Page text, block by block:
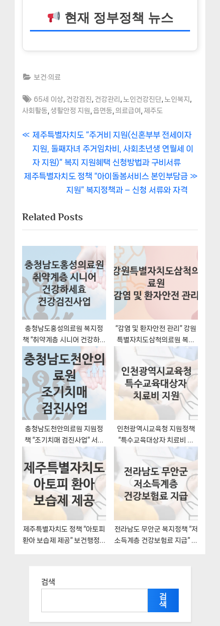
현재 정부정책 뉴스
보건·의료
Tags:
65세 이상 건강검진 건강관리 노인건강진단 노인복지
사회활동 생활안정 지원 읍면동 의료급여 제주도
글
내
비
이
P
r
e
v
u
s
P
o
s
t
제주특별자치도 “주거비 지원(신혼부부 전세이자
지원, 둘째자녀 주거임차비, 사회초년생 연월세 이
자 지원)” 복지 지원혜택 신청방법과 구비서류
N
t
P
o
s
t
:
제주특별자치도 정책 “아이돌봄서비스 본인부담금
지원” 복지정책과 – 신청 서류와 자격
Related Posts
충청남도홍성의료원 복지정
책 “취약계층 시니어 건강하세
효 건강검진사업” 서비스 관리
부서 – 신청 구비서류와 자격
“감염 및 환자안전 관리” 강원
특별자치도삼척의료원 복지
지원혜택 자격조건과 구비서
류
충청남도천안의료원 지원정
책 “조기치매 검진사업” 서비
스 관리부서 – 신청 방법
인천광역시교육청 지원정책
“특수교육대상자 치료비 지
원” 초등교육과 – 신청 자격조
건과 신청방법
제주특별자치도 정책 “아토피
환아 보습제 제공” 보건행정과
전라남도 무안군 복지정책 “저
소득계층 건강보험료 지급” 사
검색
검
색